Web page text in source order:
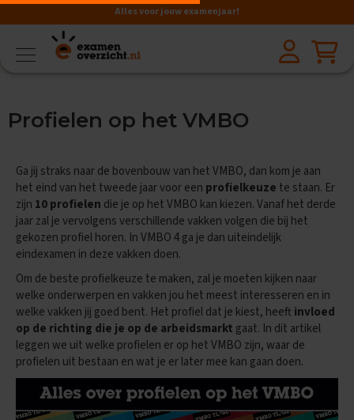
Alles voor jouw examenjaar!
VMBO
a
e
n
A
a
r
d
i
j
k
k
u
n
d
e
Profielen op het VMBO
Ga jij straks naar de bovenbouw van het VMBO, dan kom je aan
het eind van het tweede jaar voor een profielkeuze te staan. Er
zijn 10 profielen die je op het VMBO kan kiezen. Vanaf het derde
jaar zal je vervolgens verschillende vakken volgen die bij het
gekozen profiel horen. In VMBO 4 ga je dan uiteindelijk
eindexamen in deze vakken doen.
Om de beste profielkeuze te maken, zal je moeten kijken naar
welke onderwerpen en vakken jou het meest interesseren en in
welke vakken jij goed bent. Het profiel dat je kiest, heeftinvloed
op de richting die je op de arbeidsmarkt gaat. In dit artikel
leggen we uit welke profielen er op het VMBO zijn, waar de
profielen uit bestaan en wat je er later mee kan gaan doen.